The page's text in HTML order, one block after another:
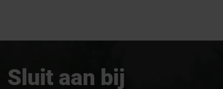
Sluit aan bij